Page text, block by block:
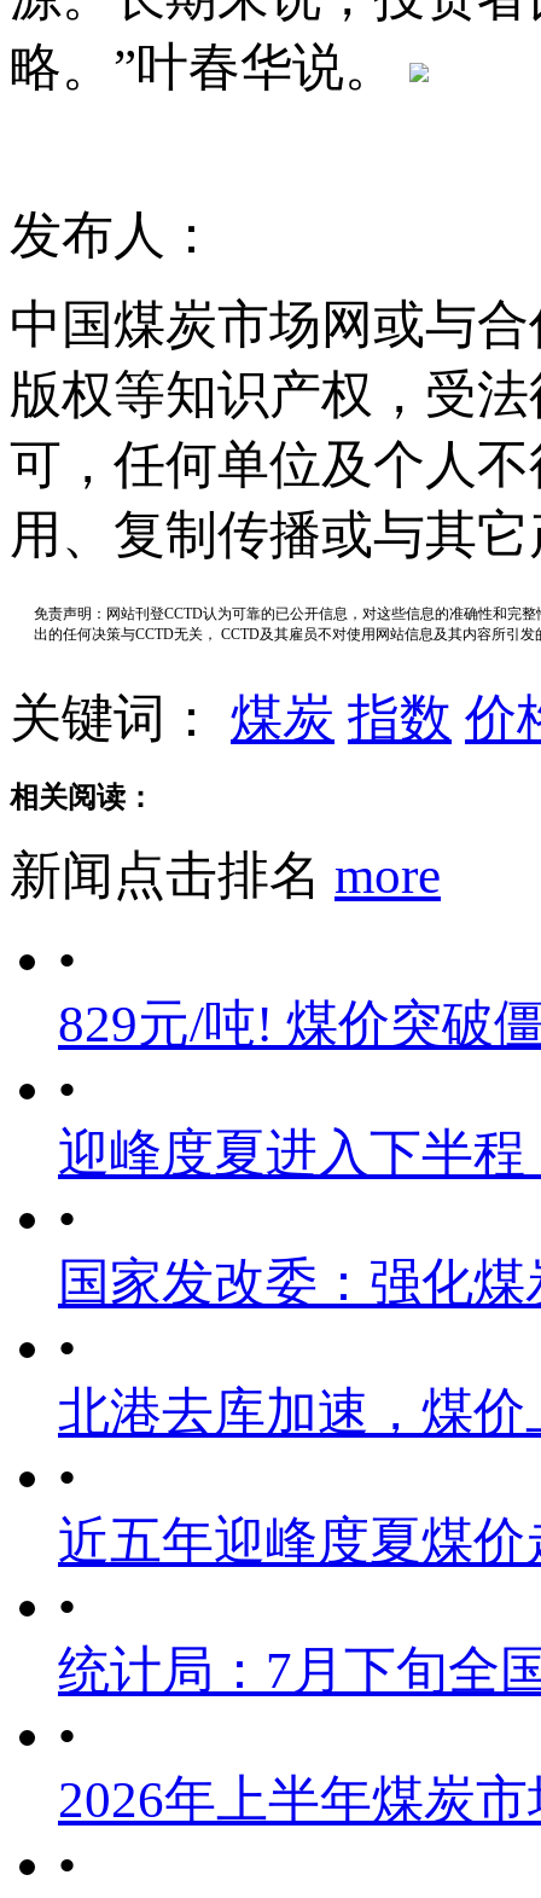
略。”叶春华说。
发布人：
中国煤炭市场网或与
版权等知识产权，受
可，任何单位及个人
用、复制传播或与其
免责声明：网站刊登CCTD认为可靠的已公开信息，对这些信息的准确性和完
出的任何决策与CCTD无关， CCTD及其雇员不对使用网站信息及其内容所引
关键词： 煤炭 指数 价
相关阅读：
新闻点击排名 more
•
829元/吨! 煤价突破
•
迎峰度夏进入下半
•
国家发改委：强化
•
北港去库加速，煤
•
近五年迎峰度夏煤价
•
统计局：7月下旬全
•
2026年上半年煤炭
•